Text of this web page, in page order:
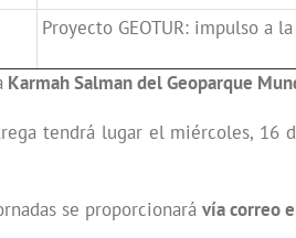
Proyecto GEOTUR: impulso a
Karmah Salman del Geoparque
tendrá lugar el miércoles, 16
se proporcionará vía correo